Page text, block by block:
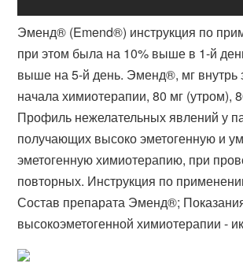
Эменд® (Emend®) инструкция по
при этом была на 10​% выше в 1-й
выше на 5-й день. Эменд®, мг внутрь
начала химиотерапии, 80 мг (утром),
Профиль нежелательных явлений у
получающих высоко эметогенную и
эметогенную химиотерапию, при
повторных. Инструкция по
Состав препарата Эменд®;
высокоэметогенной химиотерапии -